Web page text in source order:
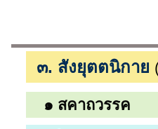
๓. สังยุตตนิกาย
๑ สคาถวรรค